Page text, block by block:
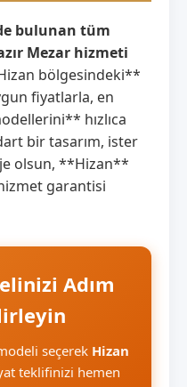
bulunan tüm
Mezar hizmeti
bölgesindeki**
fiyatlarla, en
hızlıca
bir tasarım, ister
olsun, **Hizan**
garantisi
Adım
seçerek Hizan
teklifinizi hemen